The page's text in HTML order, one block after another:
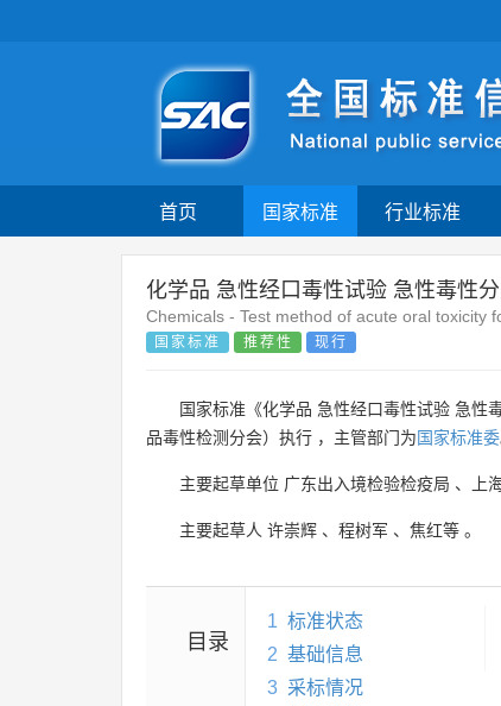
首页 国家标准 行业标准
化学品 急性经口毒性试验 急性毒性
Chemicals - Test method of acute oral toxicity
国家标准 推荐性 现行
国家标准《化学品 急性经口毒性试验 急性
品毒性检测分会）执行 ，主管部门为国家标准委
主要起草单位 广东出入境检验检疫局 、 上
主要起草人 许崇辉 、 程树军 、 焦红等 。
目录
1 标准状态
2 基础信息
3 采标情况